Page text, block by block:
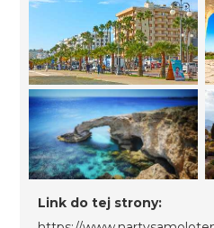
Link do tej strony: